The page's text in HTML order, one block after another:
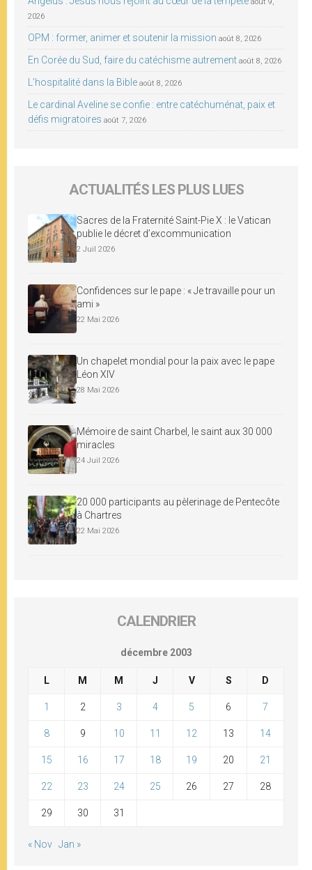
2026
OPM : former, animer et soutenir la mission août 8, 2026
En Corée du Sud, faire du catéchisme autrement août 8, 2026
L’hospitalité dans la Bible août 8, 2026
Le cardinal Aveline se confie : entre catéchuménat, paix et
défis migratoires août 7, 2026
ACTUALITÉS LES PLUS LUES
Sacres de la Fraternité Saint-Pie X : le Vatican
publie le décret d’excommunication
2 Juil 2026
Confidences sur le pape : « Je travaille pour un
ami »
22 Mai 2026
Un chapelet mondial pour la paix avec le pape
Léon XIV
28 Mai 2026
Mémoire de saint Charbel, le saint aux 30 000
miracles
24 Juil 2026
20 000 participants au pèlerinage de Pentecôte
à Chartres
22 Mai 2026
CALENDRIER
décembre 2003
L M M J V S D
1 2 3 4 5 6 7
8 9 10 11 12 13 14
15 16 17 18 19 20 21
22 23 24 25 26 27 28
29 30 31
« Nov Jan »